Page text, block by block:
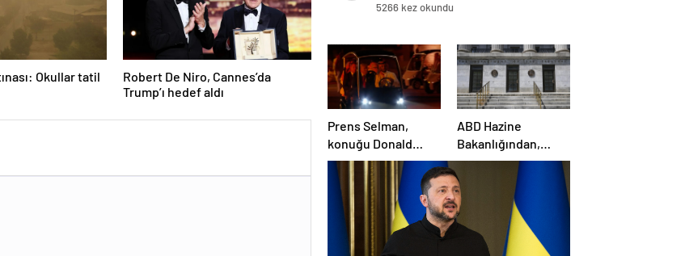
Okullar tatil
Robert De Niro, Cannes’da
Trump’ı hedef aldı
5266 kez okundu
Prens Selman,
konuğu Donald
Trump’ı golf
arabasıyla yemeğe
götürdü
ABD Hazine
Bakanlığından,
Suriye’ye yönelik
yaptırımların
hafifletilmesi için
adım